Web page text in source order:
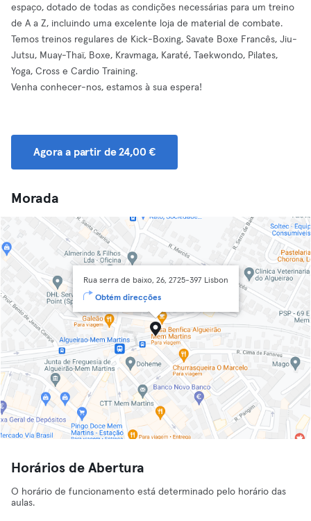
espaço, dotado de todas as condições necessárias para um treino
de A a Z, incluindo uma excelente loja de material de combate.
Temos treinos regulares de Kick-Boxing, Savate Boxe Francês, Jiu-
Jutsu, Muay-Thaï, Boxe, Kravmaga, Karaté, Taekwondo, Pilates,
Yoga, Cross e Cardio Training.
Venha conhecer-nos, estamos à sua espera!
Agora a partir de 24,00 €
Morada
Rua serra de baixo, 26, 2725-397 Lisbon
Obtém direcções
Horários de Abertura
O horário de funcionamento está determinado pelo horário das
aulas.